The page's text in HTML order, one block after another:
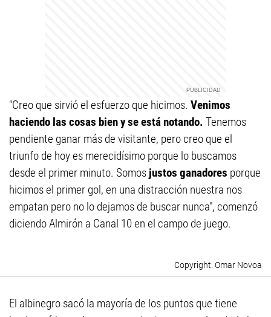
"Creo que sirvió el esfuerzo que hicimos. Venimos
haciendo las cosas bien y se está notando. Tenemos
pendiente ganar más de visitante, pero creo que el
triunfo de hoy es merecidísimo porque lo buscamos
desde el primer minuto. Somos justos ganadores porque
hicimos el primer gol, en una distracción nuestra nos
empatan pero no lo dejamos de buscar nunca", comenzó
diciendo Almirón a Canal 10 en el campo de juego.
Omar Novoa
El albinegro sacó la mayoría de los puntos que tiene